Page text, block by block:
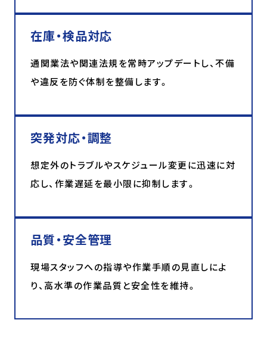
在庫・検品対応
通関業法や関連法規を常時アップデートし、不備
や違反を防ぐ体制を整備します。
突発対応・調整
想定外のトラブルやスケジュール変更に迅速に対
応し、作業遅延を最小限に抑制します。
品質・安全管理
現場スタッフへの指導や作業手順の見直しによ
り、高水準の作業品質と安全性を維持。